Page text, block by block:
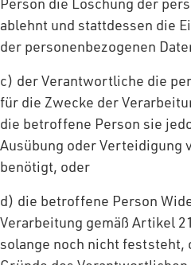
ablehnt und stattdessen die
der personenbezogenen
c) der Verantwortliche die
für die Zwecke der
die betroffene Person sie
Ausübung oder Verteidigung
benötigt, oder
d) die betroffene Person
Verarbeitung gemäß Artikel
solange noch nicht feststeht,